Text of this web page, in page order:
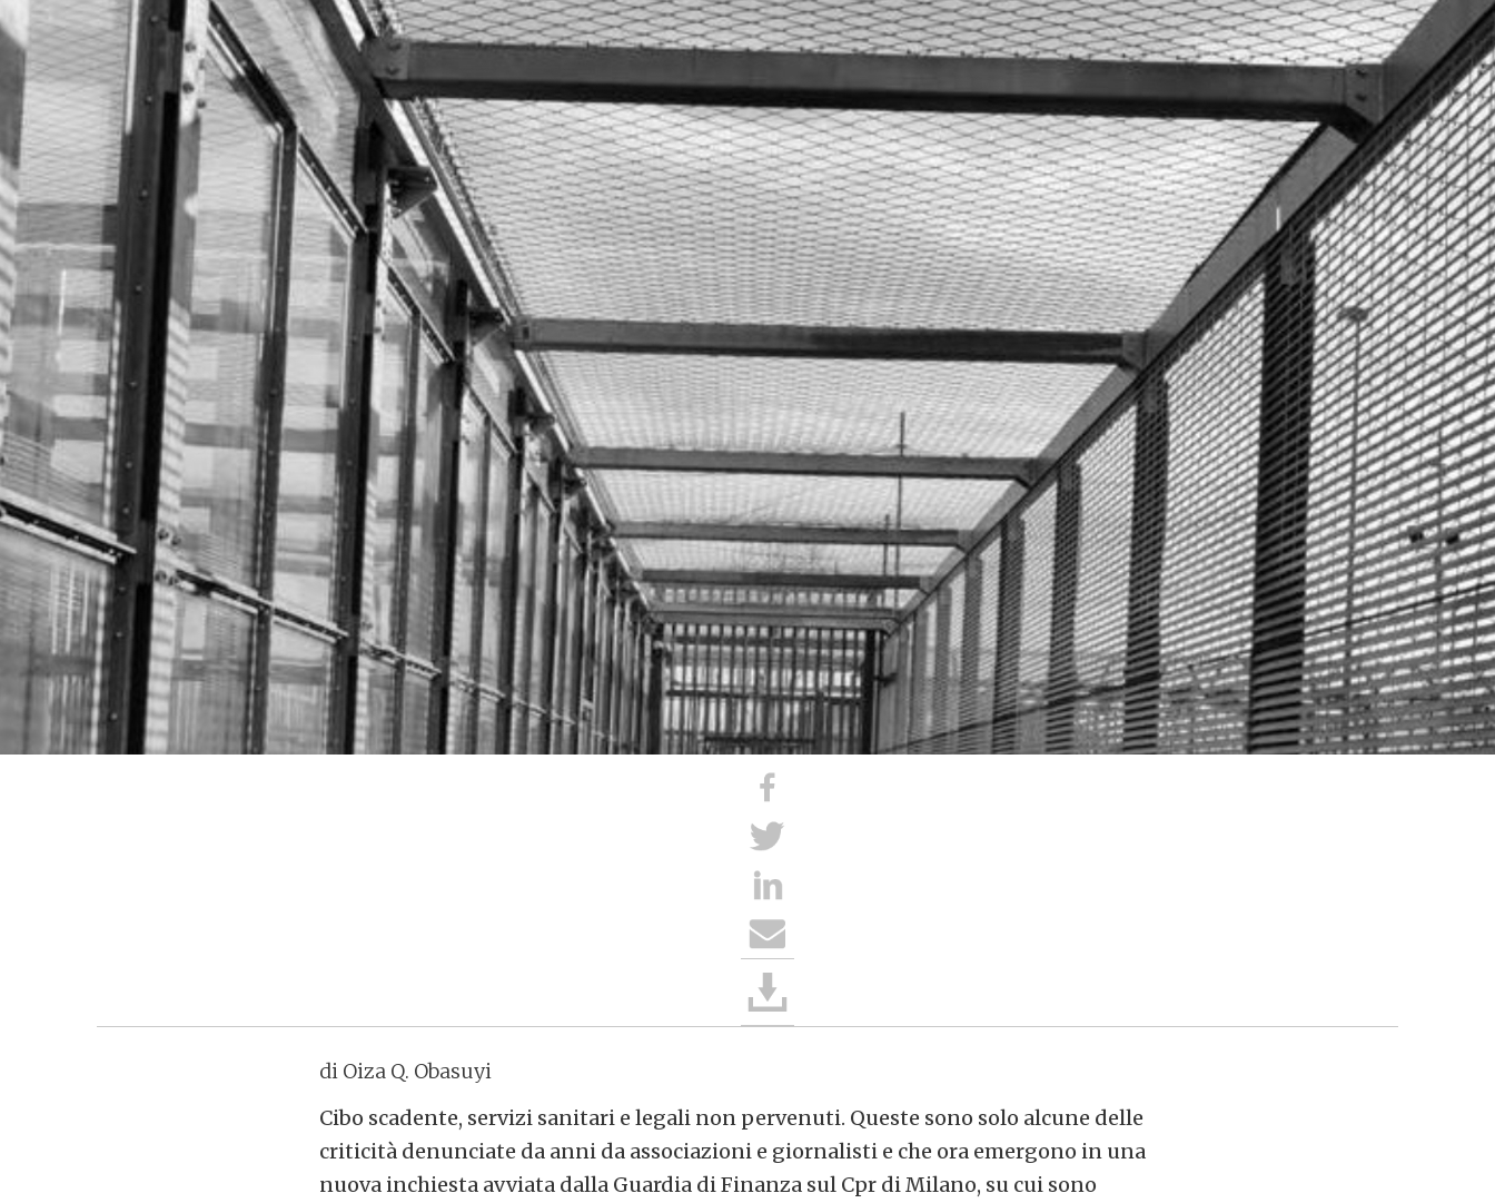
di Oiza Q. Obasuyi
Cibo scadente, servizi sanitari e legali non pervenuti. Queste sono solo alcune delle
criticità denunciate da anni da associazioni e giornalisti e che ora emergono in una
nuova inchiesta avviata dalla Guardia di Finanza sul Cpr di Milano, su cui sono